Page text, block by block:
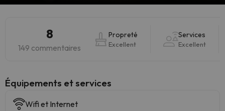
8
149 commentaires
Propreté
Excellent
Services
Excellent
​Équipements et services
Wifi et Internet